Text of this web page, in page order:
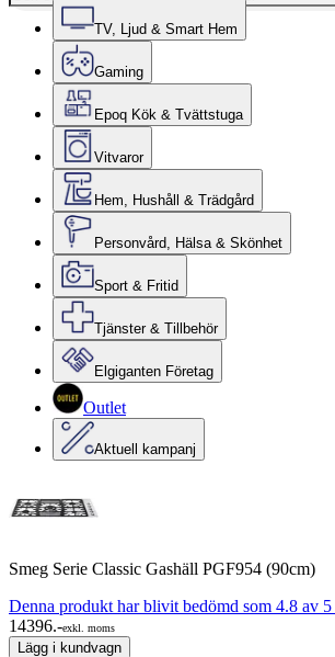
TV, Ljud & Smart Hem
Gaming
Epoq Kök & Tvättstuga
Vitvaror
Hem, Hushåll & Trädgård
Personvård, Hälsa & Skönhet
Sport & Fritid
Tjänster & Tillbehör
Elgiganten Företag
Outlet
Aktuell kampanj
Smeg Serie Classic Gashäll PGF954 (90cm)
Denna produkt har blivit bedömd som 4.8 av
14396.-exkl. moms
Lägg i kundvagn